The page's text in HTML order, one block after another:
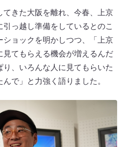
てきた大阪を離れ、今春、上京
っ越し準備をしているとのこ
ショックを明かしつつ、「上京
てもらえる機会が増えるんだ
、いろんな人に見てもらいた
で」と力強く語りました。